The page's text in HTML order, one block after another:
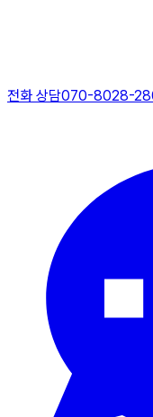
전화 상담070-8028-